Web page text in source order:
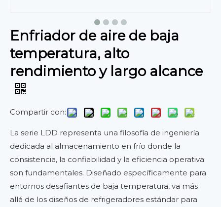
Enfriador de aire de baja
temperatura, alto
rendimiento y largo alcance
Compartir con:
La serie LDD representa una filosofía de ingeniería
dedicada al almacenamiento en frío donde la
consistencia, la confiabilidad y la eficiencia operativa
son fundamentales. Diseñado específicamente para
entornos desafiantes de baja temperatura, va más
allá de los diseños de refrigeradores estándar para